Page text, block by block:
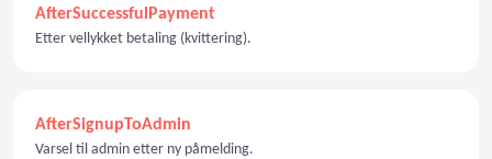
AfterSuccessfulPayment
Etter vellykket betaling (kvittering).
AfterSignupToAdmin
Varsel til admin etter ny påmelding.